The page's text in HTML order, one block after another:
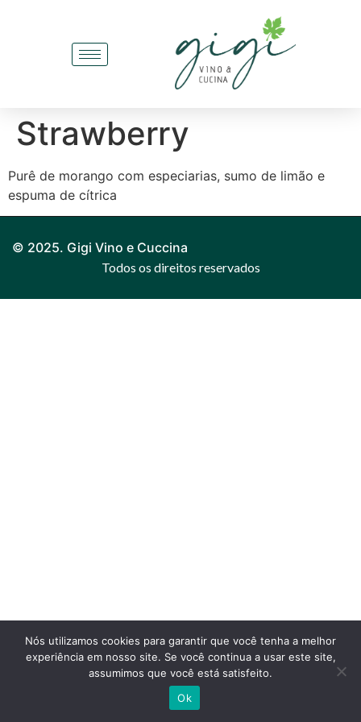
Strawberry
Purê de morango com especiarias, sumo de limão e
espuma de cítrica
© 2025. Gigi Vino e Cuccina
Todos os direitos reservados
Nós utilizamos cookies para garantir que você tenha a melhor
experiência em nosso site. Se você continua a usar este site,
assumimos que você está satisfeito.
Ok